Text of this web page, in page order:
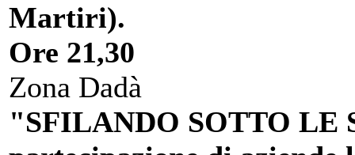
Martiri).
Ore 21,30
Zona Dadà
"SFILANDO SOTTO LE